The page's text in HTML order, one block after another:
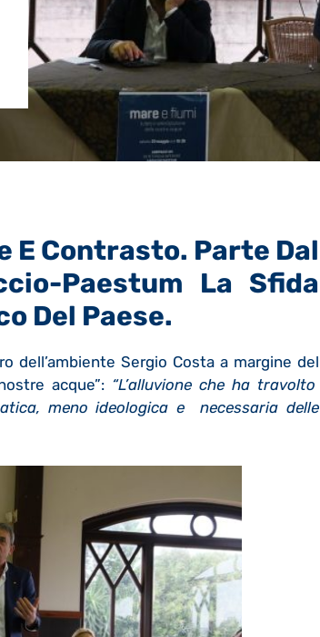
E Contrasto. Parte Dal
Paestum La Sfida
Del Paese.
dell’ambiente Sergio Costa a margine del
acque”: “L’alluvione che ha travolto
meno ideologica e necessaria delle